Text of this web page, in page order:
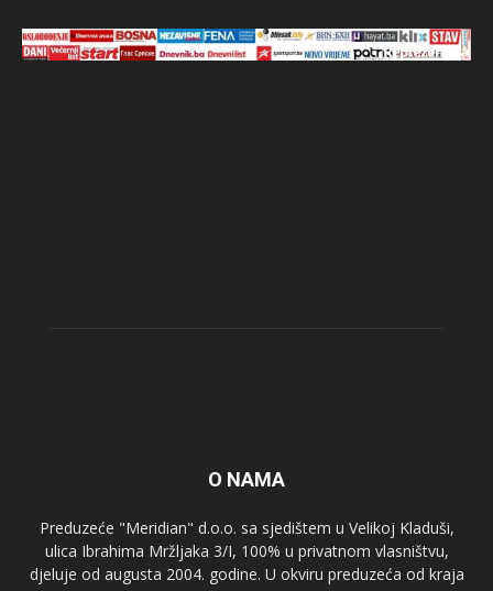
O NAMA
Preduzeće "Meridian" d.o.o. sa sjedištem u Velikoj Kladuši,
ulica Ibrahima Mržljaka 3/I, 100% u privatnom vlasništvu,
djeluje od augusta 2004. godine. U okviru preduzeća od kraja